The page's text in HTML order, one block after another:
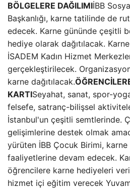
BÖLGELERE DAĞILIMIİBB
Başkanlığı, karne tatilinde de
edecek. Karne gününde çeşitli
hediye olarak dağıtılacak.
İSADEM Kadın Hizmet
gerçekleştirilecek.
karne dağıtılacak.
KARTISeyahat, sanat, spor-
felsefe, satranç-bilişsel
İstanbul'un çeşitli semtlerinde.
gelişimlerine destek olmak
yürüten İBB Çocuk Birimi,
faaliyetlerine devam edecek.
öğrencilere karne hediyeleri
hizmet içi eğitim verecek